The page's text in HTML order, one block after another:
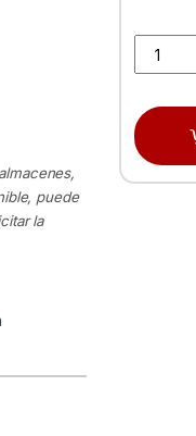
puede
la